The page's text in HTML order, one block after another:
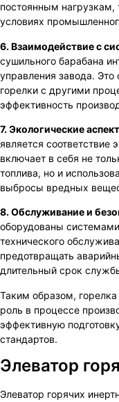
постоянным нагрузкам,
условиях
6. Взаимодействие с
сушильного барабана
управления завода.
горелки с другими
эффективность
7. Экологические
является соответствие
включает в себя не
топлива, но и
выбросы вредных
8. Обслуживание и
оборудованы
технического
предотвращать
длительный срок
Таким образом,
роль в процессе
эффективную
стандартов.
Элеватор
Элеватор горячих